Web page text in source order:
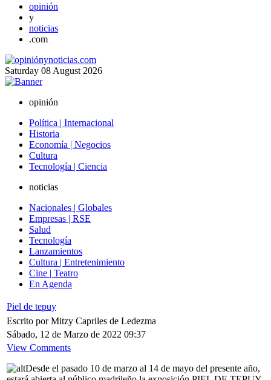
opinión
y
noticias
.com
Saturday 08 August 2026
opinión
Política | Internacional
Historia
Economía | Negocios
Cultura
Tecnología | Ciencia
noticias
Nacionales | Globales
Empresas | RSE
Salud
Tecnología
Lanzamientos
Cultura | Entretenimiento
Cine | Teatro
En Agenda
Piel de tepuy
Escrito por Mitzy Capriles de Ledezma
Sábado, 12 de Marzo de 2022 09:37
View Comments
Desde el pasado 10 de marzo al 14 de mayo del presente año,